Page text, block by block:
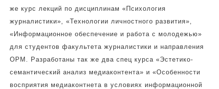
же курс лекций по дисциплинам «Психология
журналистики», «Технологии личностного развития»,
«Информационное обеспечение и работа с молодежью»
для студентов факультета журналистики и направления
ОРМ. Разработаны так же два спец курса «Эстетико-
семантический анализ медиаконтента» и «Особенности
восприятия медиаконтнета в условиях информационной